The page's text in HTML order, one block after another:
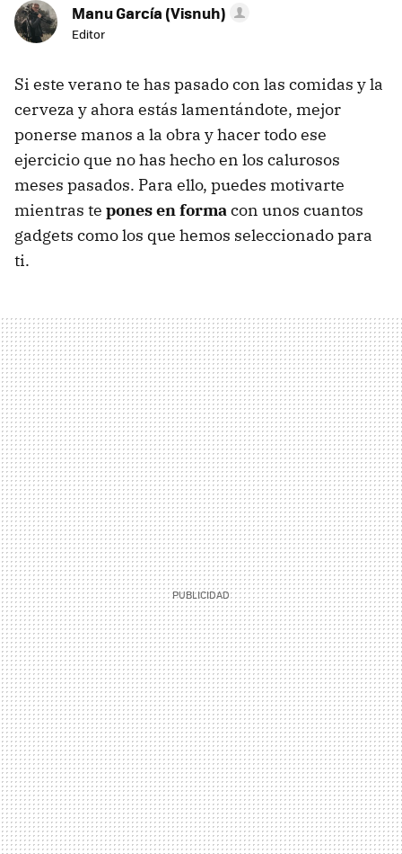
Manu García (Visnuh)
Editor
Si este verano te has pasado con las comidas y la
cerveza y ahora estás lamentándote, mejor
ponerse manos a la obra y hacer todo ese
ejercicio que no has hecho en los calurosos
meses pasados. Para ello, puedes motivarte
mientras te pones en formacon unos cuantos
gadgets como los que hemos seleccionado para
ti.